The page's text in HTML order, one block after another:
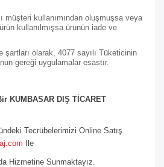
müşteri kullanımından oluşmuşsa veya
kullanılmışsa ürünün iade ve
şartları olarak, 4077 sayılı Tüketicinin
gereği uygulamalar esastır.
KUMBASAR DIŞ TİCARET
Tecrübelerimizi Online Satış
İle
Hizmetine Sunmaktayız.